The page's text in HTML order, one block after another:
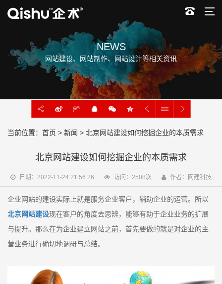
NEWS
网站建设、网站制作、网站设计等相关资讯
当前位置： 首页 > 新闻 > ​北京网站建设如何挖掘企业的本质需求
​北京网站建设如何挖掘企业的本质需求
日期：2022-11-24 21:56:26 访问： 2508次 作者：网建科技
企业网站的建设实际上就是服务企业客户，辅助企业的运营。所以
北京网站建设现在客户的角度去思辨，能够有助于企业业务的扩展
与提升。那么在为企业建立网站之前，首先要做的就是对企业的主
营业务进行确切地调研与总结。